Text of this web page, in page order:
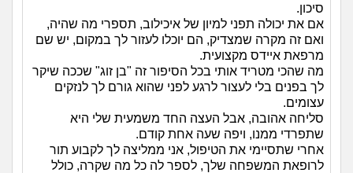
סיכון.
אם את יכולה תפני למיון של איכילוב, תספרי מה שהיה,
ואם זה מקרה שמצדיק, הם יוכלו לעזור לך במקום, יש שם
מרפאת איידס מקצועית.
מה שהכי מטריד אותי בכל הסיפור זה "בן זוג" שככה שיקר
לך בפנים בלי לעצור לרגע לפני שהוא גורם לך לנזקים
עצומים.
סליחה אהובה, אבל העצה החד משמעית שלי היא
שתפרדי ממנו, ויפה שעה אחת קודם.
אחרי שתסיימי את הטיפול, אני ממליצה לך לקבוע תור
לרופאת המשפחה שלך, לספר לה כל מה שקרה, כולל